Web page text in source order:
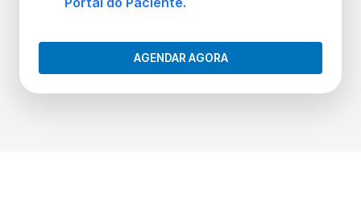
AGENDAR AGORA